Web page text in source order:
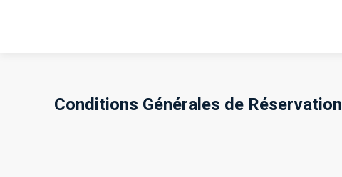
Conditions Générales de Réservation